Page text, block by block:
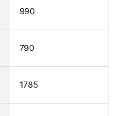
990
790
1785